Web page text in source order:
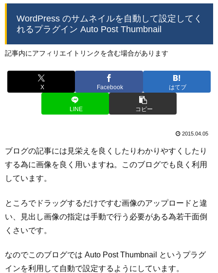
WordPress のサムネイルを自動して設定してく
れるプラグイン Auto Post Thumbnail
記事内にアフィリエイトリンクを含む場合があります
X Facebook はてブ
LINE コピー
2015.04.05
ブログの記事には見栄えを良くしたりわかりやすくしたり
する為に画像を良く用いますね。このブログでも良く利用
しています。
ところでドラッグするだけですむ画像のアップロードと違
い、見出し画像の指定は手動で行う必要がある為若干面倒
くさいです。
なのでこのブログでは Auto Post Thumbnail というプラグ
インを利用して自動で設定するようにしています。